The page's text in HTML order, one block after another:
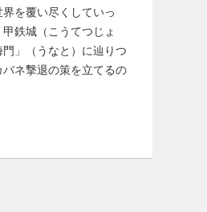
を覆い尽くしていっ
鉄城（こうてつじょ
」（うなと）に辿りつ
ネ撃退の策を立てるの